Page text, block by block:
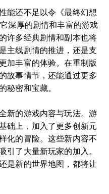
能还不足以令《最终幻想
深厚的剧情和丰富的游戏
许多经典剧情和副本也将
主线剧情的推进，还是支
加丰富的体验。在重制版
故事情节，还能通过更多
秘密和宝藏。
新的游戏内容与玩法。游
础上，加入了更多创新元
化的冒险。这些新内容不
引了大量新玩家的加入。
是新的世界地图，都将让